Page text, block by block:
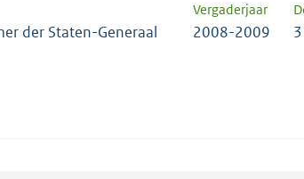
Vergaderjaar
der Staten-Generaal 2008-2009